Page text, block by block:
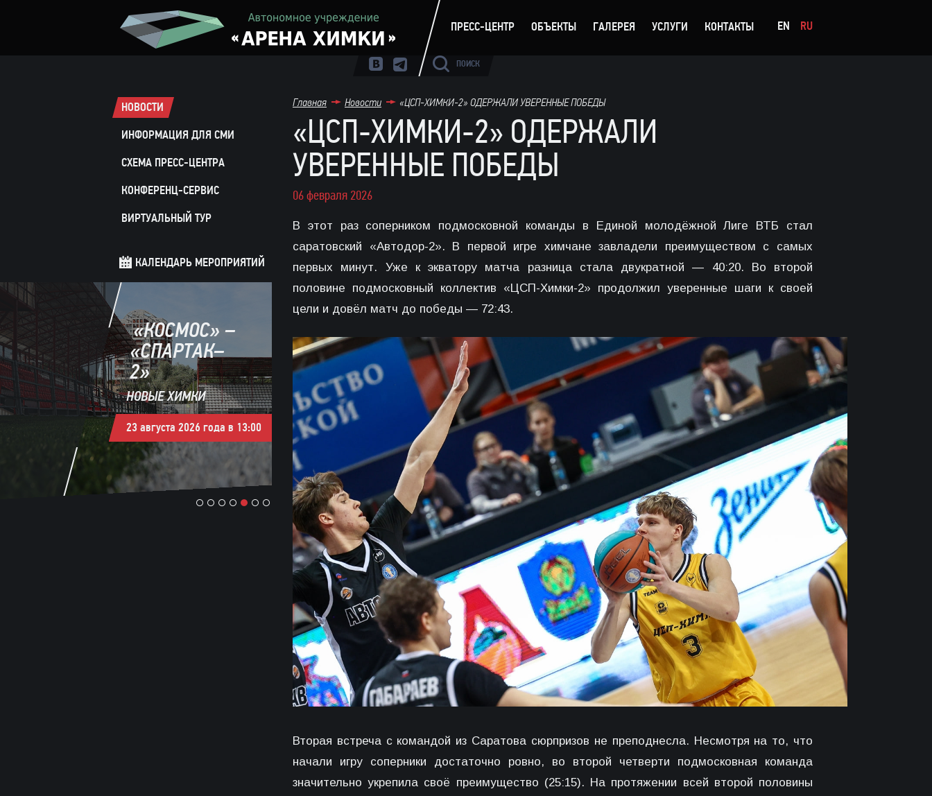
ПОИСК
ПРЕСС-ЦЕНТР ОБЪЕКТЫ ГАЛЕРЕЯ УСЛУГИ КОНТАКТЫ EN RU
НОВОСТИ
ИНФОРМАЦИЯ ДЛЯ СМИ
СХЕМА ПРЕСС-ЦЕНТРА
КОНФЕРЕНЦ-СЕРВИС
ВИРТУАЛЬНЫЙ ТУР
КАЛЕНДАРЬ МЕРОПРИЯТИЙ
«КОСМОС» –
«СПАРТАК–
2»
НОВЫЕ ХИМКИ
23 августа 2026 года в 13:00
«РОДИНА» –
«БАЛТИКА»
АРЕНА ХИМКИ
30 августа 2026 года в 15:00
2 3 4 5 6 7
Главная Новости «ЦСП-ХИМКИ-2» ОДЕРЖАЛИ УВЕРЕННЫЕ ПОБЕДЫ
«ЦСП-ХИМКИ-2» ОДЕРЖАЛИ
УВЕРЕННЫЕ ПОБЕДЫ
06 февраля 2026
В этот раз соперником подмосковной команды в Единой молодёжной Лиге ВТБ стал
саратовский «Автодор-2». В первой игре химчане завладели преимуществом с самых
первых минут. Уже к экватору матча разница стала двукратной — 40:20. Во второй
половине подмосковный коллектив «ЦСП-Химки-2» продолжил уверенные шаги к своей
цели и довёл матч до победы — 72:43.
Вторая встреча с командой из Саратова сюрпризов не преподнесла. Несмотря на то, что
начали игру соперники достаточно ровно, во второй четверти подмосковная команда
значительно укрепила своё преимущество (25:15). На протяжении всей второй половины